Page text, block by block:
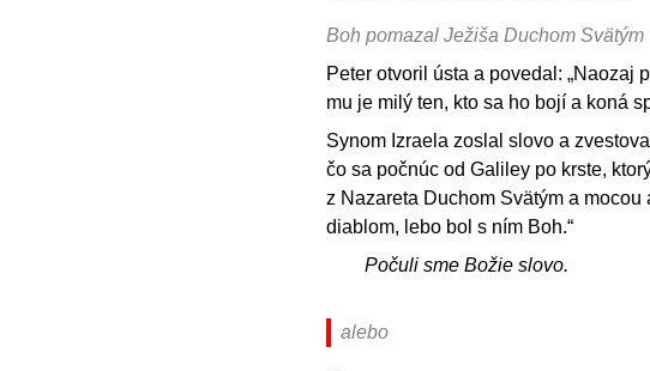
Boh pomazal Ježiša Duchom Svätým
Peter otvoril ústa a povedal: „Naozaj
mu je milý ten, kto sa ho bojí a koná
Synom Izraela zoslal slovo a
čo sa počnúc od Galiley po krste,
z Nazareta Duchom Svätým a
diablom, lebo bol s ním Boh.“
Počuli sme Božie slovo.
alebo